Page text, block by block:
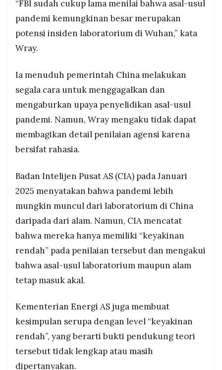
“FBI sudah cukup lama menilai bahwa asal-usul
pandemi kemungkinan besar merupakan
potensi insiden laboratorium di Wuhan,” kata
Wray.
Ia menuduh pemerintah China melakukan
segala cara untuk menggagalkan dan
mengaburkan upaya penyelidikan asal-usul
pandemi. Namun, Wray mengaku tidak dapat
membagikan detail penilaian agensi karena
bersifat rahasia.
Badan Intelijen Pusat AS (CIA) pada Januari
2025 menyatakan bahwa pandemi lebih
mungkin muncul dari laboratorium di China
daripada dari alam. Namun, CIA mencatat
bahwa mereka hanya memiliki “keyakinan
rendah” pada penilaian tersebut dan mengakui
bahwa asal-usul laboratorium maupun alam
tetap masuk akal.
Kementerian Energi AS juga membuat
kesimpulan serupa dengan level “keyakinan
rendah”, yang berarti bukti pendukung teori
tersebut tidak lengkap atau masih
dipertanyakan.